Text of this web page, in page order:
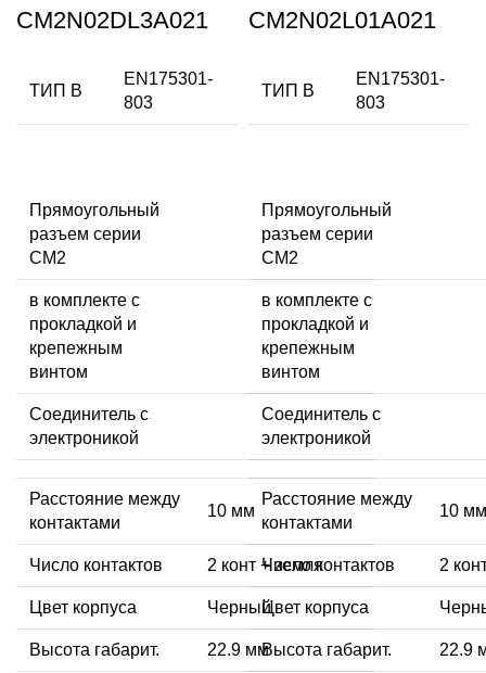
CM2N02DL3A021
ТИП В
EN175301-
803
Прямоугольный
разъем серии
CM2
в комплекте с
прокладкой и
крепежным
винтом
Соединитель с
электроникой
Расстояние между
контактами
10 мм
Число контактов 2 конт + земля
Цвет корпуса Черный
Высота габарит. 22.9 мм
CM2N02L01A021
ТИП В
EN175301-
803
Прямоугольный
разъем серии
CM2
в комплекте с
прокладкой и
крепежным
винтом
Соединитель с
электроникой
Расстояние между
контактами
10 мм
Число контактов 2
Цвет корпуса
Высота габарит. 22.9